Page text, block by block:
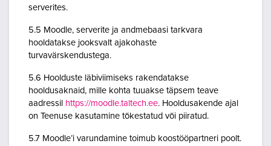
serverites.
5.5 Moodle, serverite ja andmebaasi tarkvara
hooldatakse jooksvalt ajakohaste
turvavärskendustega.
5.6 Hoolduste läbiviimiseks rakendatakse
hooldusaknaid, mille kohta tuuakse täpsem teave
aadressil https://moodle.taltech.ee. Hooldusakende ajal
on Teenuse kasutamine tõkestatud või piiratud.
5.7 Moodle’i varundamine toimub koostööpartneri poolt.